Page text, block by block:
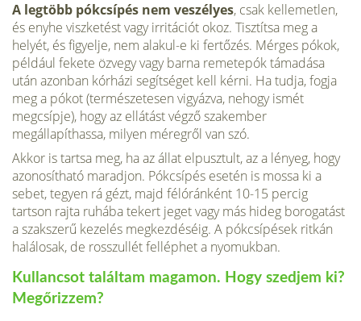
A legtöbb pókcsípés nem veszélyes, csak kellemetlen,
és enyhe viszketést vagy irritációt okoz. Tisztítsa meg a
helyét, és figyelje, nem alakul-e ki fertőzés. Mérges pókok,
például fekete özvegy vagy barna remetepók támadása
után azonban kórházi segítséget kell kérni. Ha tudja, fogja
meg a pókot (természetesen vigyázva, nehogy ismét
megcsípje), hogy az ellátást végző szakember
megállapíthassa, milyen méregről van szó.
Akkor is tartsa meg, ha az állat elpusztult, az a lényeg, hogy
azonosítható maradjon. Pókcsípés esetén is mossa ki a
sebet, tegyen rá gézt, majd félóránként 10-15 percig
tartson rajta ruhába tekert jeget vagy más hideg borogatást
a szakszerű kezelés megkezdéséig. A pókcsípések ritkán
halálosak, de rosszullét felléphet a nyomukban.
Kullancsot találtam magamon. Hogy szedjem ki?
Megőrizzem?